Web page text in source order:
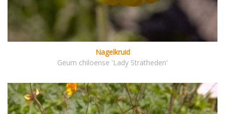
Nagelkruid
Geum chiloense 'Lady Stratheden'